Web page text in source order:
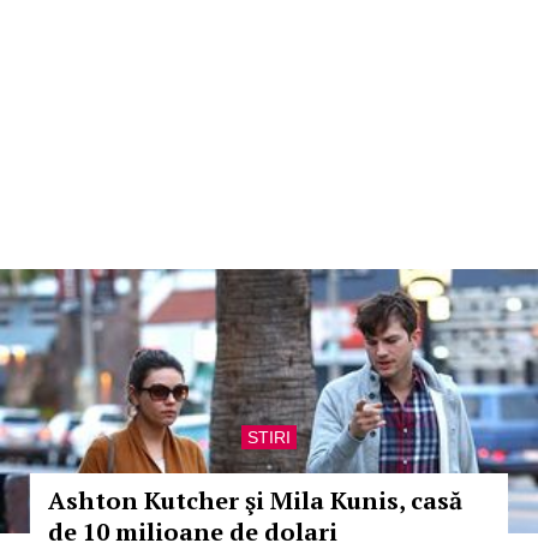
STIRI
Ashton Kutcher şi Mila Kunis, casă
de 10 milioane de dolari